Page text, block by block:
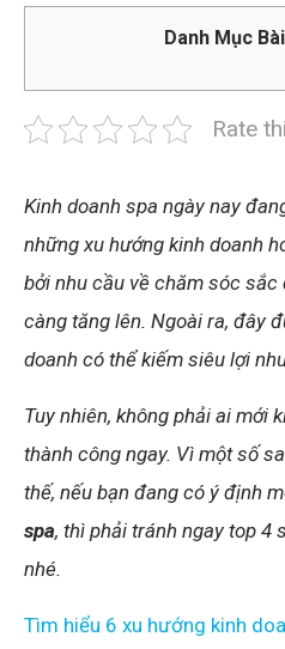
Danh Mục
Rate
Kinh doanh spa ngày nay
những xu hướng kinh doanh
bởi nhu cầu về chăm sóc
càng tăng lên. Ngoài ra, đây
doanh có thể kiếm siêu lợi
Tuy nhiên, không phải ai mới
thành công ngay. Vì một số
thế, nếu bạn đang có ý định
spa, thì phải tránh ngay top 4
nhé.
Tìm hiểu 6 xu hướng kinh